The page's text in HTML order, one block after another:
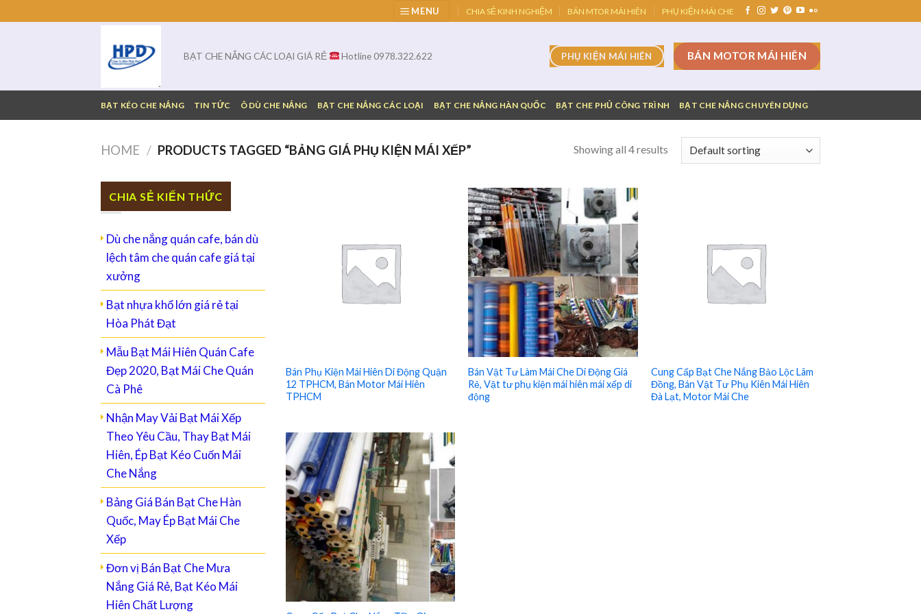
to
MENU CHIA SẺ KINH NGHIỆM BÁN MTOR MÁI HIÊN PHỤ KIỆN MÁI CHE
BẠT CHE NẮNG CÁC LOẠI GIÁ RẺ Hotline 0978.322.622 PHỤ KIỆN MÁI HIÊN BÁN MOTOR MÁI HIÊN
BẠT KÉO CHE NẮNG TIN TỨC Ô DÙ CHE NẮNG BẠT CHE NẮNG CÁC LOẠI BẠT CHE NẮNG HÀN QUỐC BẠT CHE PHỦ CÔNG TRÌNH BẠT CHE NẮNG CHUYÊN DỤNG
HOME / PRODUCTS TAGGED “BẢNG GIÁ PHỤ KIỆN MÁI XẾP” Showing all 4 results
CHIA SẺ KIẾN THỨC
Dù che nắng quán cafe, bán dù
lệch tâm che quán cafe giá tại
xưởng
Bạt nhựa khổ lớn giá rẻ tại
Hòa Phát Đạt
Mẫu Bạt Mái Hiên Quán Cafe
Đẹp 2020, Bạt Mái Che Quán
Cà Phê
Nhận May Vải Bạt Mái Xếp
Theo Yêu Cầu, Thay Bạt Mái
Hiên, Ép Bạt Kéo Cuốn Mái
Che Nắng
Bảng Giá Bán Bạt Che Hàn
Quốc, May Ép Bạt Mái Che
Xếp
Đơn vị Bán Bạt Che Mưa
Nắng Giá Rẻ, Bạt Kéo Mái
Hiên Chất Lượng
Bán Phụ Kiện Mái Hiên Di Động Quận
12 TPHCM, Bán Motor Mái Hiên
TPHCM
Bán Vật Tư Làm Mái Che Di Động Giá
Rẻ, Vật tư phụ kiện mái hiên mái xếp di
động
Cung Cấp Bạt Che Nắng Bảo Lộc Lâm
Đồng, Bán Vật Tư Phụ Kiên Mái Hiên
Đà Lạt, Motor Mái Che